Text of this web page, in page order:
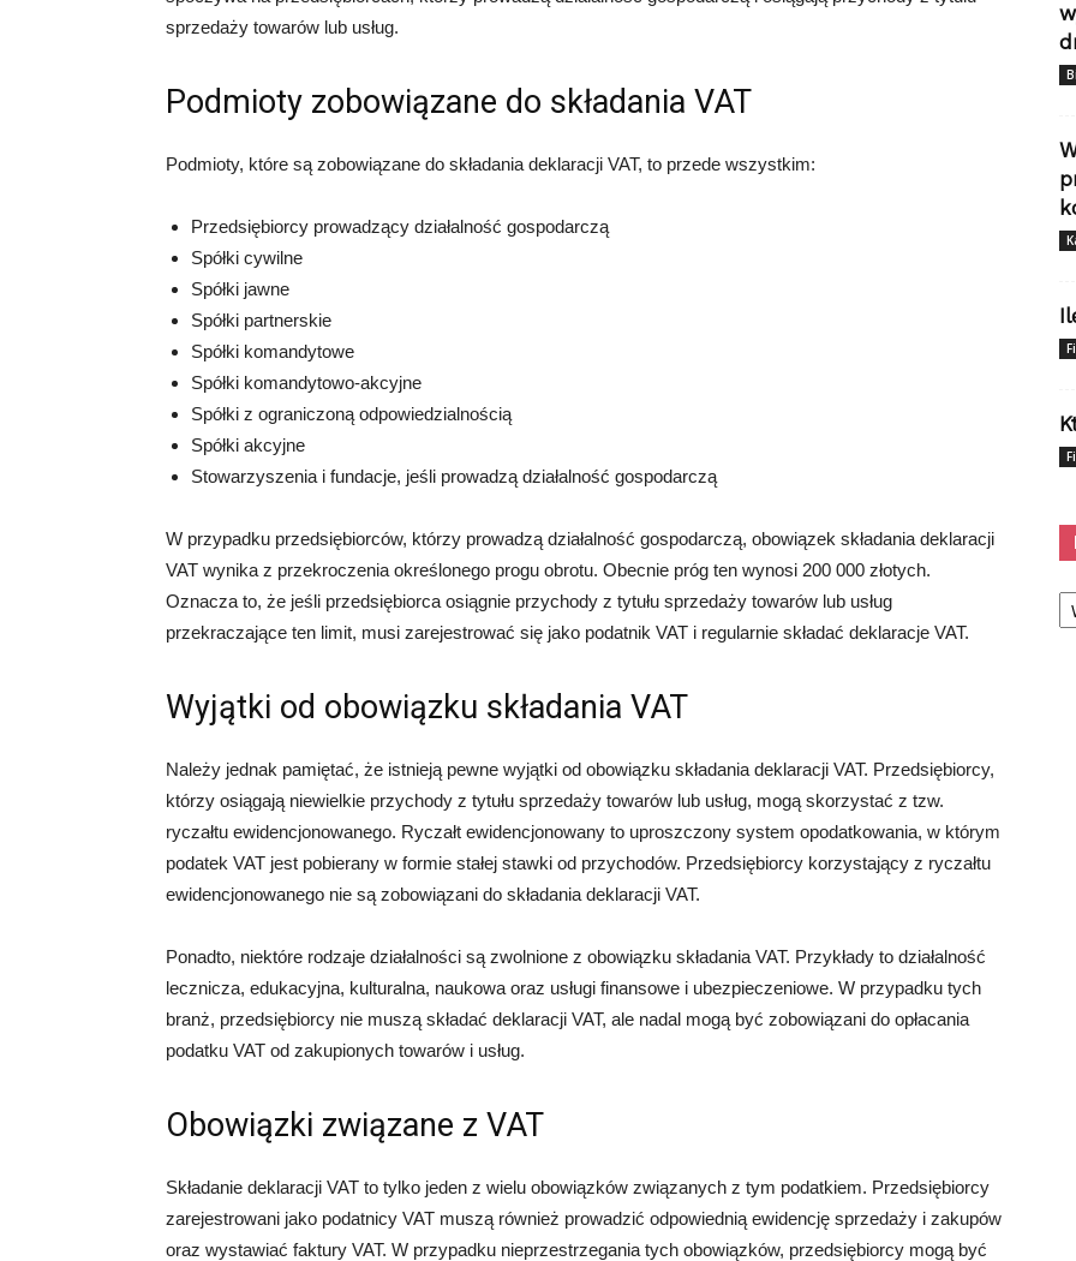
sprzedaży towarów lub usług.
Podmioty zobowiązane do składania VAT
Podmioty, które są zobowiązane do składania deklaracji VAT, to przede wszystkim:
Przedsiębiorcy prowadzący działalność gospodarczą
Spółki cywilne
Spółki jawne
Spółki partnerskie
Spółki komandytowe
Spółki komandytowo-akcyjne
Spółki z ograniczoną odpowiedzialnością
Spółki akcyjne
Stowarzyszenia i fundacje, jeśli prowadzą działalność gospodarczą
W przypadku przedsiębiorców, którzy prowadzą działalność gospodarczą, obowiązek składania deklaracji
VAT wynika z przekroczenia określonego progu obrotu. Obecnie próg ten wynosi 200 000 złotych.
Oznacza to, że jeśli przedsiębiorca osiągnie przychody z tytułu sprzedaży towarów lub usług
przekraczające ten limit, musi zarejestrować się jako podatnik VAT i regularnie składać deklaracje VAT.
Wyjątki od obowiązku składania VAT
Należy jednak pamiętać, że istnieją pewne wyjątki od obowiązku składania deklaracji VAT. Przedsiębiorcy,
którzy osiągają niewielkie przychody z tytułu sprzedaży towarów lub usług, mogą skorzystać z tzw.
ryczałtu ewidencjonowanego. Ryczałt ewidencjonowany to uproszczony system opodatkowania, w którym
podatek VAT jest pobierany w formie stałej stawki od przychodów. Przedsiębiorcy korzystający z ryczałtu
ewidencjonowanego nie są zobowiązani do składania deklaracji VAT.
Ponadto, niektóre rodzaje działalności są zwolnione z obowiązku składania VAT. Przykłady to działalność
lecznicza, edukacyjna, kulturalna, naukowa oraz usługi finansowe i ubezpieczeniowe. W przypadku tych
branż, przedsiębiorcy nie muszą składać deklaracji VAT, ale nadal mogą być zobowiązani do opłacania
podatku VAT od zakupionych towarów i usług.
Obowiązki związane z VAT
Składanie deklaracji VAT to tylko jeden z wielu obowiązków związanych z tym podatkiem. Przedsiębiorcy
zarejestrowani jako podatnicy VAT muszą również prowadzić odpowiednią ewidencję sprzedaży i zakupów
oraz wystawiać faktury VAT. W przypadku nieprzestrzegania tych obowiązków, przedsiębiorcy mogą być